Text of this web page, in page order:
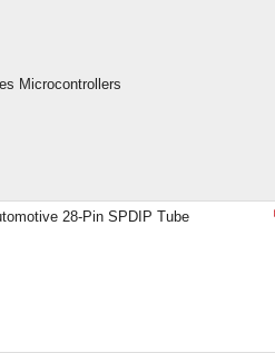
Microcontrollers
28-Pin SPDIP Tube